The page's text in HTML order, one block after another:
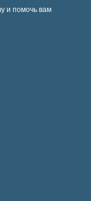
и помочь вам